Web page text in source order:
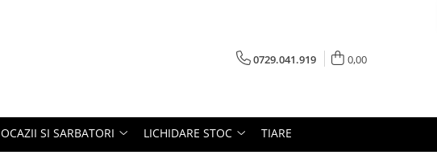
0729.041.919 0,00
OCAZII SI SARBATORI LICHIDARE STOC TIARE